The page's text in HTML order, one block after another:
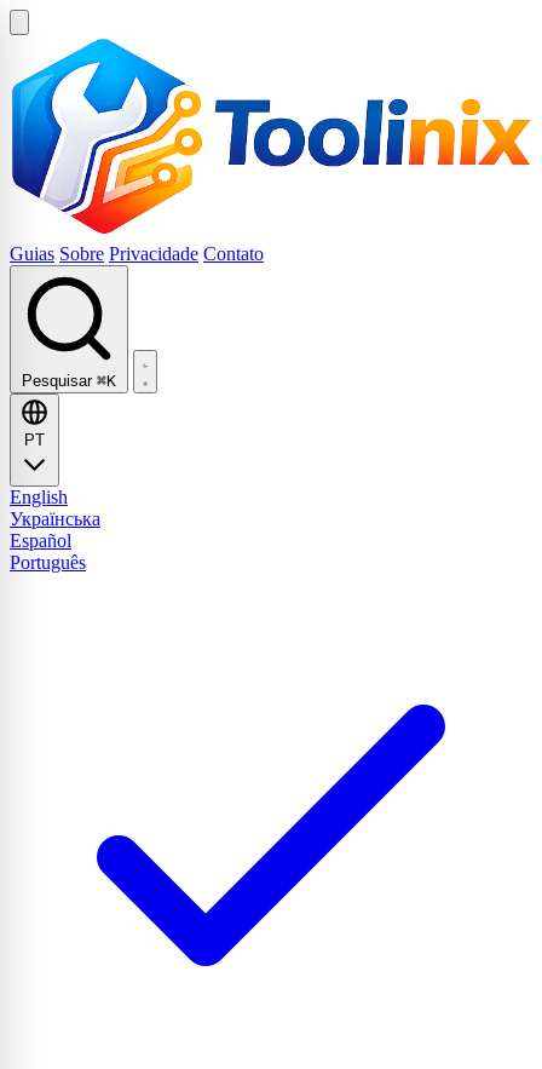
Guias Sobre Privacidade Contato
Pesquisar ⌘K
PT
English
Українська
Español
Português